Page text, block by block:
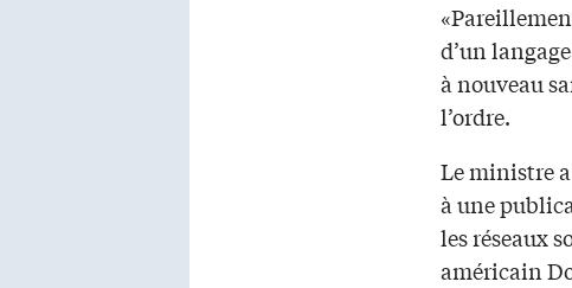
d’un
à nouveau
l’ordre.
Le ministre
à une
les réseaux
américain